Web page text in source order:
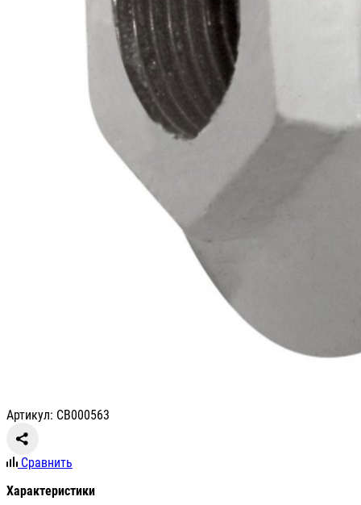
Артикул: CB000563
Сравнить
Характеристики